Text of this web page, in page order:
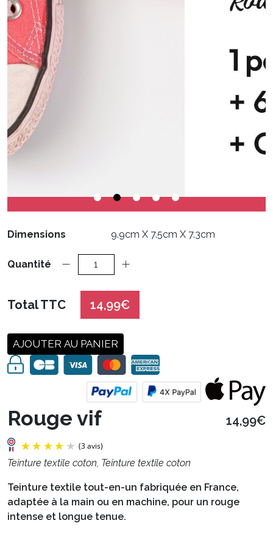
Rouge vif 14,99€
Teinture textile coton, Teinture textile coton
Teinture textile tout-en-un fabriquée en France,
adaptée à la main ou en machine, pour un rouge
intense et longue tenue.
Dimensions 9.9cm X 7.5cm X 7.3cm
Quantité
Total TTC 14,99€
AJOUTER AU PANIER